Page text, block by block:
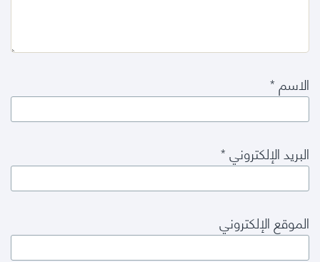
الاسم*
البريد الإلكتروني*
الموقع الإلكتروني